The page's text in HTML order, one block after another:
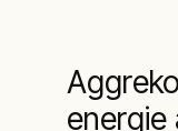
energie